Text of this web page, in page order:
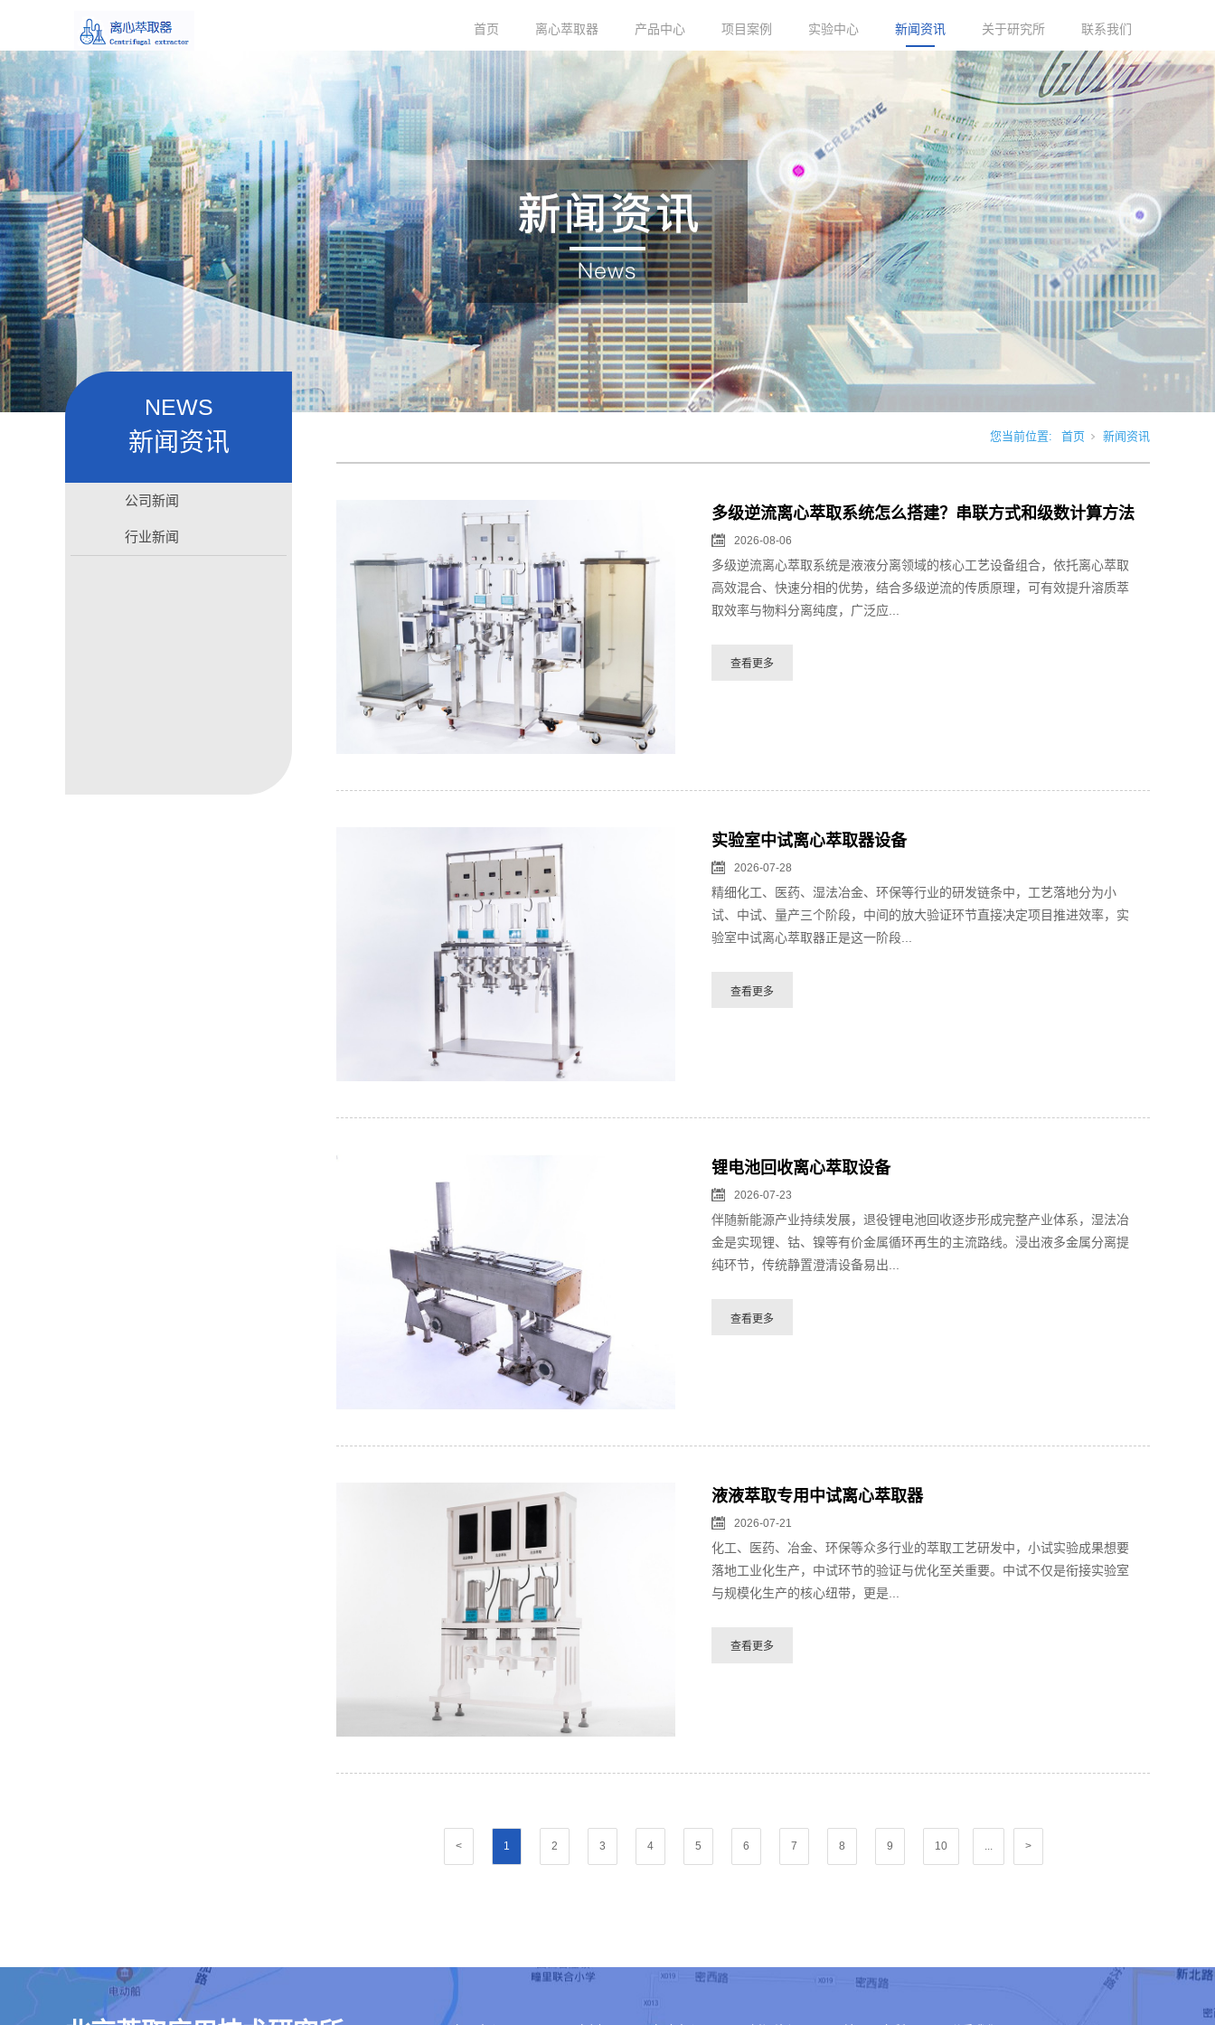
首页 离心萃取器 产品中心 项目案例 实验中心 新闻资讯 关于研究所 联系我们
您当前位置: 首页 新闻资讯
NEWS
新闻资讯
公司新闻
行业新闻
多级逆流离心萃取系统怎么搭建？串联方式和级数计算方法
2026-08-06
多级逆流离心萃取系统是液液分离领域的核心工艺设备组合，依托离心萃取
高效混合、快速分相的优势，结合多级逆流的传质原理，可有效提升溶质萃
取效率与物料分离纯度，广泛应...
实验室中试离心萃取器设备
2026-07-28
精细化工、医药、湿法冶金、环保等行业的研发链条中，工艺落地分为小
试、中试、量产三个阶段，中间的放大验证环节直接决定项目推进效率，实
验室中试离心萃取器正是这一阶段...
锂电池回收离心萃取设备
2026-07-23
伴随新能源产业持续发展，退役锂电池回收逐步形成完整产业体系，湿法冶
金是实现锂、钴、镍等有价金属循环再生的主流路线。浸出液多金属分离提
纯环节，传统静置澄清设备易出...
液液萃取专用中试离心萃取器
2026-07-21
化工、医药、冶金、环保等众多行业的萃取工艺研发中，小试实验成果想要
落地工业化生产，中试环节的验证与优化至关重要。中试不仅是衔接实验室
与规模化生产的核心纽带，更是...
< 1 2 3 4 5 6 7 8 9 10 >